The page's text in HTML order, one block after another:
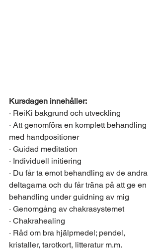
Kursdagen innehåller:
· ReiKi bakgrund och utveckling
· Att genomföra en komplett behandling
med handpositioner
· Guidad meditation
· Individuell initiering
· Du får ta emot behandling av de andra
deltagarna och du får träna på att ge en
behandling under guidning av mig
· Genomgång av chakrasystemet
· Chakrahealing
· Råd om bra hjälpmedel; pendel,
kristaller, tarotkort, litteratur m.m.